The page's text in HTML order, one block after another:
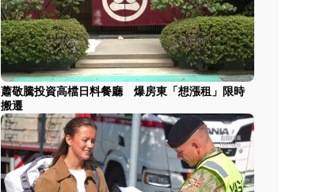
蕭敬騰投資高檔日料餐廳 爆房東「想漲租」限時
搬遷